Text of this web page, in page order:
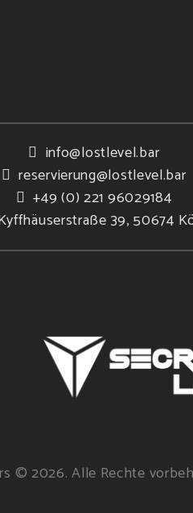
info@lostlevel.bar
reservierung@lostlevel.bar
+49 (0) 221 96029184
39, 50674
© 2026. Alle Rechte